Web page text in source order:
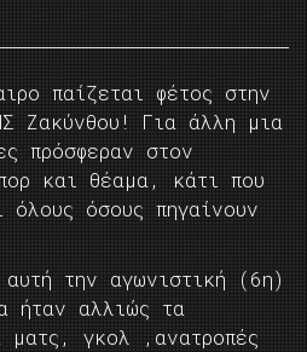
παίζεται φέτος στην
Ζακύνθου! Για άλλη μια
πρόσφεραν στον
και θέαμα, κάτι που
όλους όσους πηγαίνουν
την αγωνιστική (6η)
ήταν αλλιώς τα
ματς, γκολ ,ανατροπές